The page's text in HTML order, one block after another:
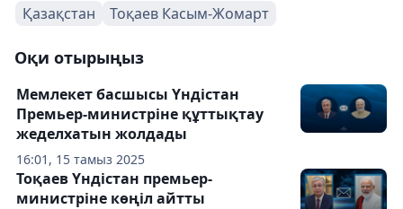
Қазақстан Тоқаев Касым-Жомарт
Оқи отырыңыз
16:01, 15 тамыз 2025
Мемлекет басшысы Үндістан
Премьер-министріне құттықтау
жеделхатын жолдады
Тоқаев Үндістан премьер-
министріне көңіл айтты